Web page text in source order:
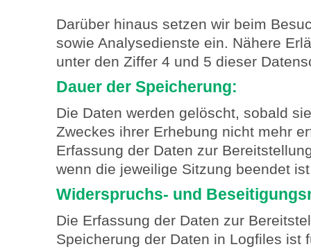
Darüber hinaus setzen wir beim
sowie Analysedienste ein. Nähere
unter den Ziffer 4 und 5 dieser
Dauer der Speicherung:
Die Daten werden gelöscht, sobald
Zweckes ihrer Erhebung nicht mehr
Erfassung der Daten zur
wenn die jeweilige Sitzung beendet
Widerspruchs- und
Die Erfassung der Daten zur
Speicherung der Daten in Logfiles ist